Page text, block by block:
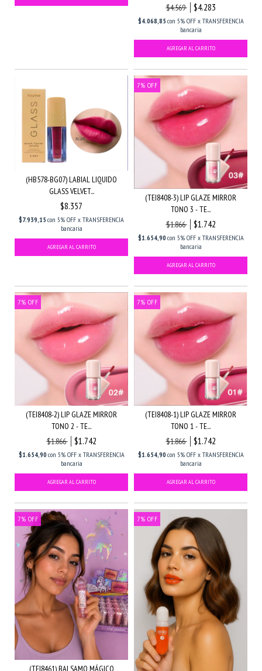
$4.569
$4.283
$4.068,85 con 5% OFF x TRANSFERENCIA
bancaria
(HB578-BG07) LABIAL LIQUIDO
GLASS VELVET...
$8.357
$7.939,15 con 5% OFF x TRANSFERENCIA
bancaria
7% OFF
(TEI8408-3) LIP GLAZE MIRROR
TONO 3 - TE...
$1.866
$1.742
$1.654,90con 5% OFF x TRANSFERENCIA
bancaria
7% OFF
(TEI8408-2) LIP GLAZE MIRROR
TONO 2 - TE...
$1.866
$1.742
$1.654,90con 5% OFF x TRANSFERENCIA
bancaria
7% OFF
(TEI8408-1) LIP GLAZE MIRROR
TONO 1 - TE...
$1.866
$1.742
$1.654,90con 5% OFF x TRANSFERENCIA
bancaria
7% OFF 7% OFF